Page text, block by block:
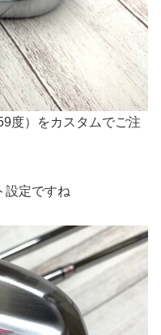
度）をカスタムでご注
設定ですね